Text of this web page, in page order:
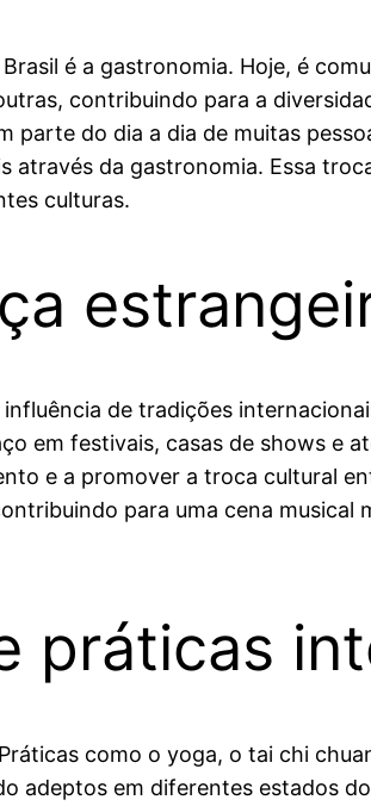
é a gastronomia. Hoje, é
contribuindo para a
do dia a dia de muitas
da gastronomia. Essa
culturas.
de tradições
em festivais, casas de shows e
e a promover a troca cultural
para uma cena musical
práticas
como o yoga, o tai chi
adeptos em diferentes estados